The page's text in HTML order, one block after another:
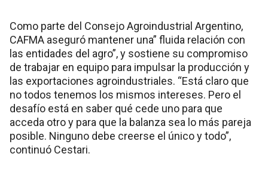
Como parte del Consejo Agroindustrial Argentino,
CAFMA aseguró mantener una” fluida relación con
las entidades del agro”, y sostiene su compromiso
de trabajar en equipo para impulsar la producción y
las exportaciones agroindustriales. “Está claro que
no todos tenemos los mismos intereses. Pero el
desafío está en saber qué cede uno para que
acceda otro y para que la balanza sea lo más pareja
posible. Ninguno debe creerse el único y todo”,
continuó Cestari.